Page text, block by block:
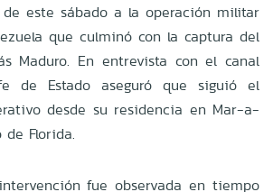
este sábado a la operación militar
que culminó con la captura del
Maduro. En entrevista con el canal
de Estado aseguró que siguió el
desde su residencia en Mar-a-
de Florida.
fue observada en tiempo